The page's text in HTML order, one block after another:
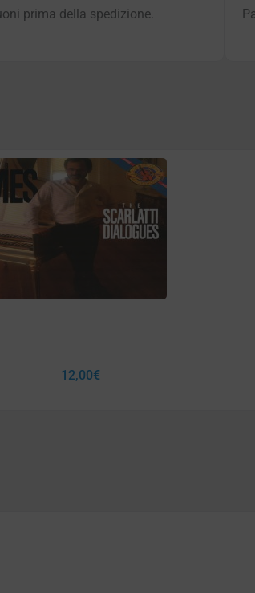
prima della spedizione.
12,00€